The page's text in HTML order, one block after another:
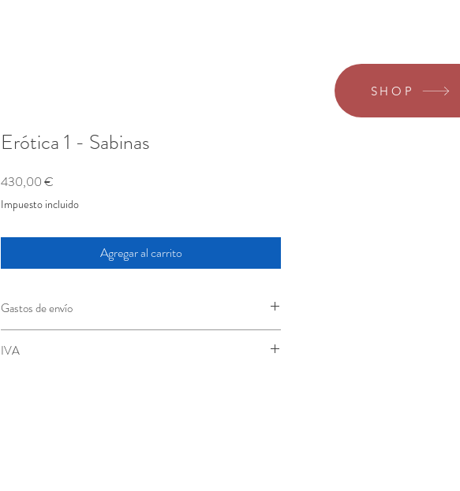
Erótica 1 - Sabinas
430,00 €
Impuesto incluido
Agregar al carrito
Gastos de envío
IVA
SHOP